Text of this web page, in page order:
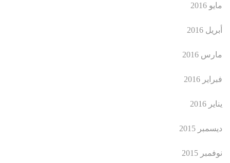
مايو 2016
أبريل 2016
مارس 2016
فبراير 2016
يناير 2016
ديسمبر 2015
نوفمبر 2015